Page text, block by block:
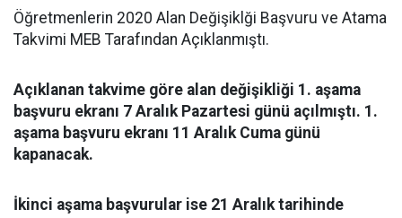
Öğretmenlerin 2020 Alan Değişiklği Başvuru ve Atama
Takvimi MEB Tarafından Açıklanmıştı.
Açıklanan takvime göre alan değişikliği 1. aşama
başvuru ekranı 7 Aralık Pazartesi günü açılmıştı. 1.
aşama başvuru ekranı 11 Aralık Cuma günü
kapanacak.
İkinci aşama başvurular ise 21 Aralık tarihinde